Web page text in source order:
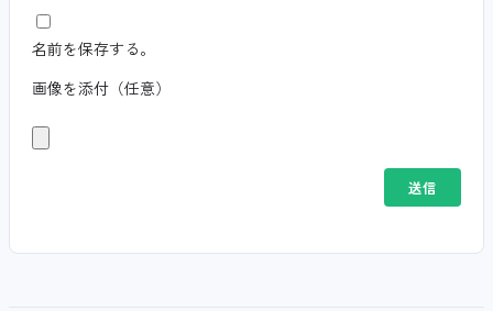
名前を保存する。
画像を添付（任意）